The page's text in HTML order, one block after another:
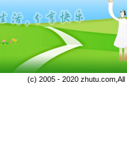
(c) 2005 - 2020